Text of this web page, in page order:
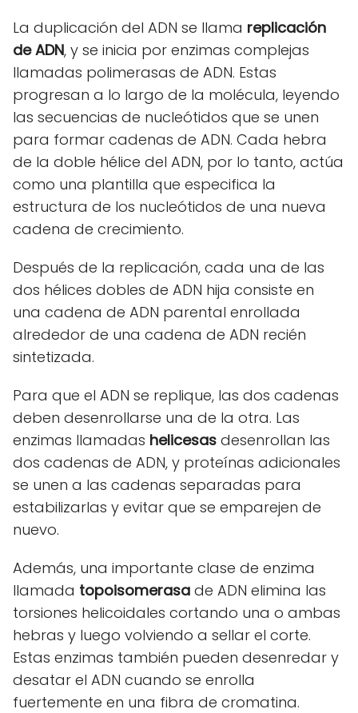
La duplicación del ADN se llama replicación
de ADN, y se inicia por enzimas complejas
llamadas polimerasas de ADN. Estas
progresan a lo largo de la molécula, leyendo
las secuencias de nucleótidos que se unen
para formar cadenas de ADN. Cada hebra
de la doble hélice del ADN, por lo tanto, actúa
como una plantilla que especifica la
estructura de los nucleótidos de una nueva
cadena de crecimiento.
Después de la replicación, cada una de las
dos hélices dobles de ADN hija consiste en
una cadena de ADN parental enrollada
alrededor de una cadena de ADN recién
sintetizada.
Para que el ADN se replique, las dos cadenas
deben desenrollarse una de la otra. Las
enzimas llamadas helicesas desenrollan las
dos cadenas de ADN, y proteínas adicionales
se unen a las cadenas separadas para
estabilizarlas y evitar que se emparejen de
nuevo.
Además, una importante clase de enzima
llamada topoisomerasa de ADN elimina las
torsiones helicoidales cortando una o ambas
hebras y luego volviendo a sellar el corte.
Estas enzimas también pueden desenredar y
desatar el ADN cuando se enrolla
fuertemente en una fibra de cromatina.